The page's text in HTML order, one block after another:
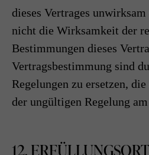
dieses Vertrages
nicht die Wirksamkeit der
Bestimmungen dieses
Vertragsbestimmung sind
Regelungen zu ersetzen,
der ungültigen Regelung
12.